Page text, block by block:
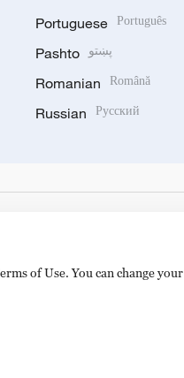
Portuguese Português
Pashto پښتو
Romanian Română
Russian Русский
100040
of Use. You can change your